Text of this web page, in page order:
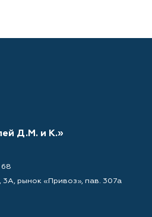
Д.М. и К.»
68
рынок «Привоз», пав. 307а